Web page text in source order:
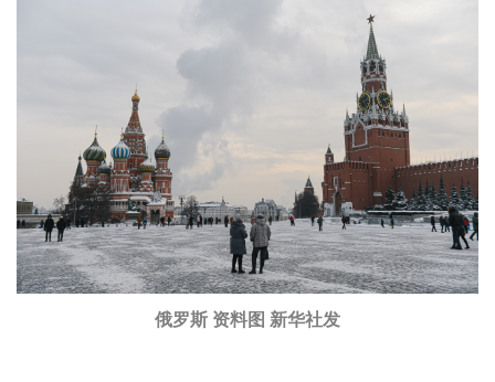
俄罗斯 资料图 新华社发